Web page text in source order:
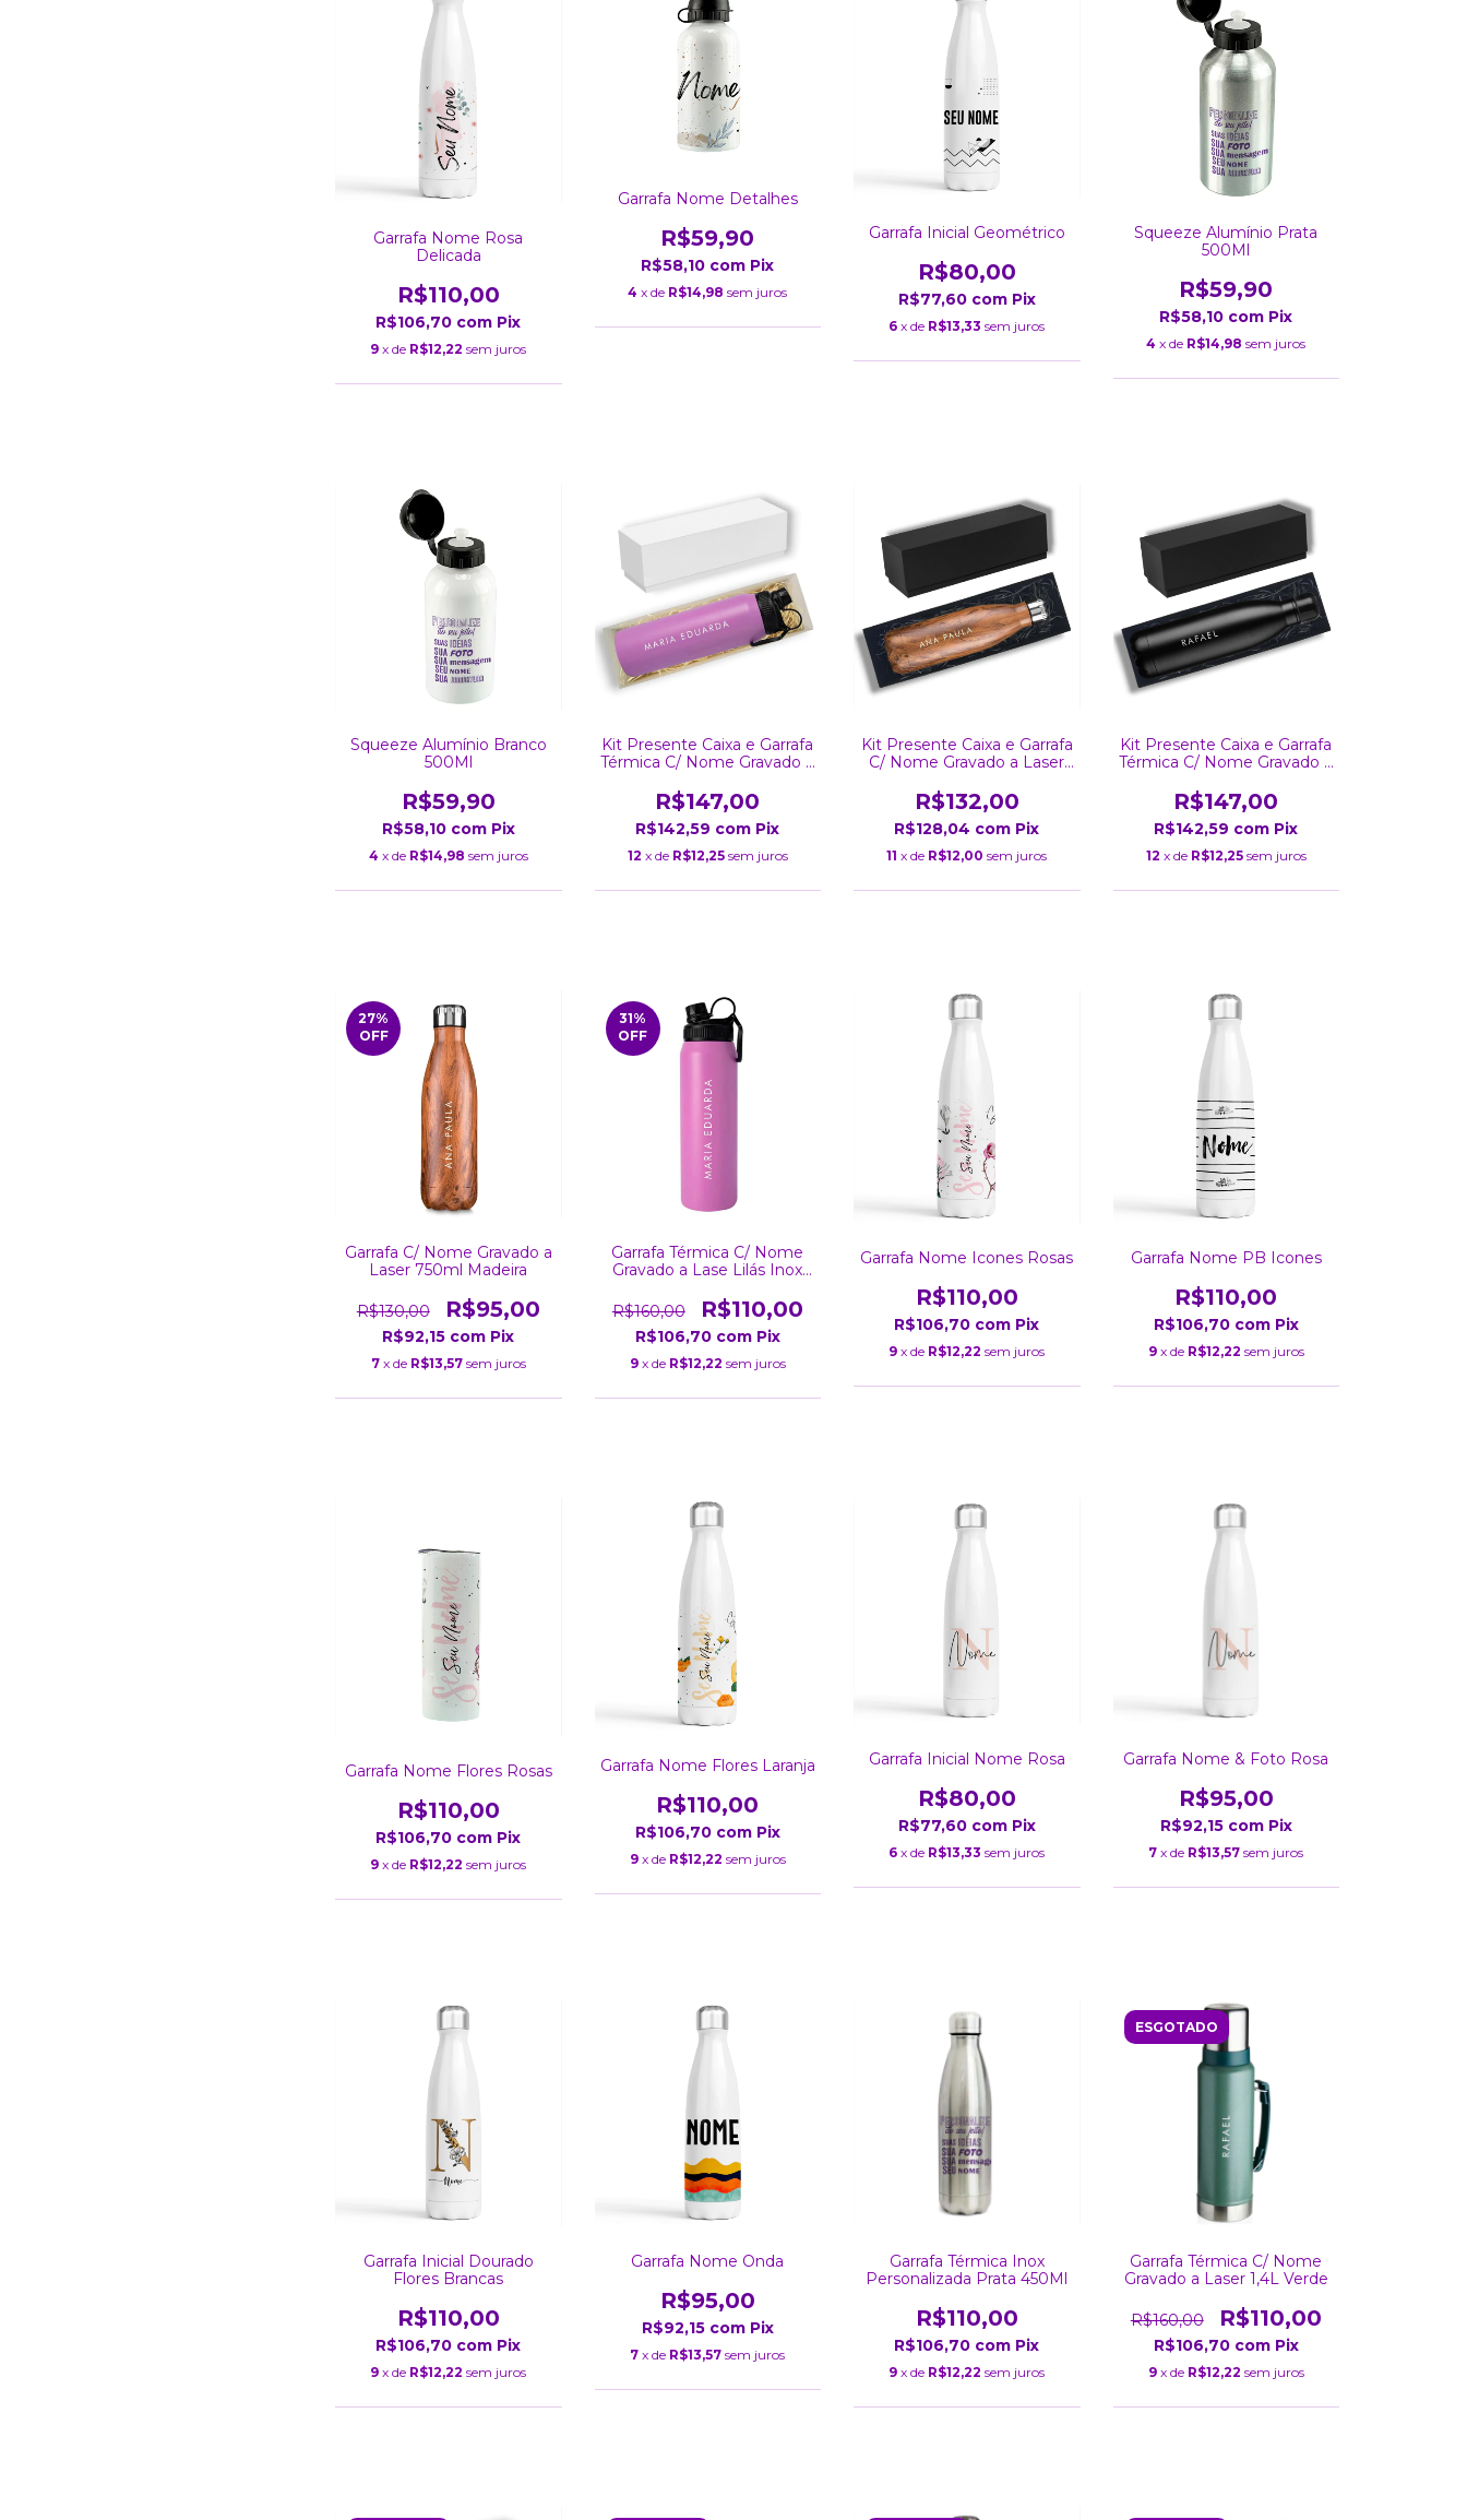
Garrafa Nome Rosa
Delicada
R$110,00
R$106,70 com Pix
9 x de R$12,22 sem juros
Garrafa Nome Detalhes
R$59,90
R$58,10 com Pix
4 x de R$14,98 sem juros
Garrafa Inicial Geométrico
R$80,00
R$77,60 com Pix
6 x de R$13,33 sem juros
Squeeze Alumínio Prata
500Ml
R$59,90
R$58,10 com Pix
4 x de R$14,98 sem juros
Squeeze Alumínio Branco
500Ml
R$59,90
R$58,10 com Pix
4 x de R$14,98 sem juros
Kit Presente Caixa e Garrafa
Térmica C/ Nome Gravado a
Dupla Tampa 800Ml
R$147,00
R$142,59 com Pix
12 x de R$12,25 sem juros
Kit Presente Caixa e Garrafa
C/ Nome Gravado a Laser
R$132,00
R$128,04 com Pix
11 x de R$12,00 sem juros
Kit Presente Caixa e Garrafa
Térmica C/ Nome Gravado a
R$147,00
R$142,59 com Pix
12 x de R$12,25 sem juros
27%
OFF
Garrafa C/ Nome Gravado a
Laser 750ml Madeira
R$130,00 R$95,00
R$92,15 com Pix
7 x de R$13,57 sem juros
31%
OFF
Garrafa Térmica C/ Nome
Gravado a Lase Lilás Inox
R$160,00
R$110,00
R$106,70 com Pix
9 x de R$12,22 sem juros
Garrafa Nome Icones Rosas
R$110,00
R$106,70 com Pix
9 x de R$12,22 sem juros
Garrafa Nome PB Icones
R$110,00
R$106,70 com Pix
9 x de R$12,22 sem juros
Garrafa Nome Flores Rosas
R$110,00
R$106,70 com Pix
9 x de R$12,22 sem juros
Garrafa Nome Flores Laranja
R$110,00
R$106,70 com Pix
9 x de R$12,22 sem juros
Garrafa Inicial Nome Rosa
R$80,00
R$77,60 com Pix
6 x de R$13,33 sem juros
Garrafa Nome & Foto Rosa
R$95,00
R$92,15 com Pix
7 x de R$13,57 sem juros
Garrafa Inicial Dourado
Flores Brancas
R$110,00
R$106,70 com Pix
9 x de R$12,22 sem juros
Garrafa Nome Onda
R$95,00
R$92,15 com Pix
7 x de R$13,57 sem juros
Garrafa Térmica Inox
Personalizada Prata 450Ml
R$110,00
R$106,70 com Pix
9 x de R$12,22 sem juros
ESGOTADO
Garrafa Térmica C/ Nome
Gravado a Laser 1,4L Verde
R$160,00 R$110,00
R$106,70 com Pix
9 x de R$12,22 sem juros